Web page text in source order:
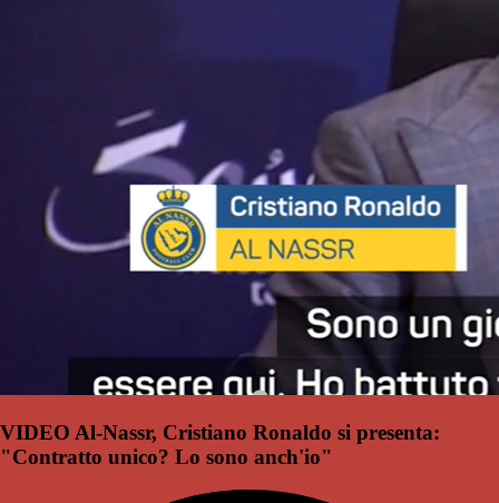
VIDEO Al-Nassr, Cristiano Ronaldo si presenta:
"Contratto unico? Lo sono anch'io"